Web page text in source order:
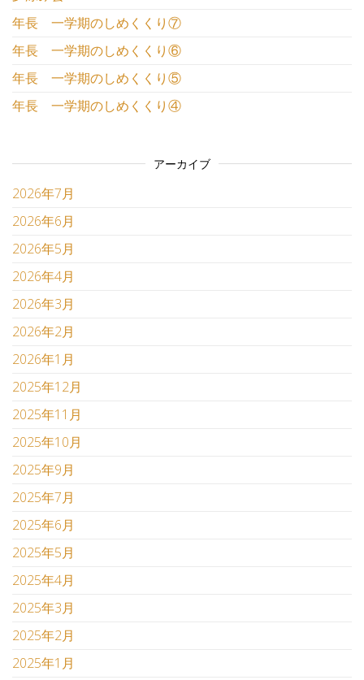
年長 一学期のしめくくり⑦
年長 一学期のしめくくり⑥
年長 一学期のしめくくり⑤
年長 一学期のしめくくり④
アーカイブ
2026年7月
2026年6月
2026年5月
2026年4月
2026年3月
2026年2月
2026年1月
2025年12月
2025年11月
2025年10月
2025年9月
2025年7月
2025年6月
2025年5月
2025年4月
2025年3月
2025年2月
2025年1月